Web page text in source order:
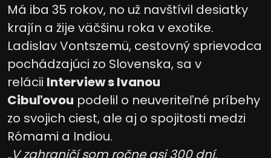
Má iba 35 rokov, no už navštívil desiatky
krajín a žije väčšinu roka v exotike.
Ladislav Vontszemü, cestovný sprievodca
pochádzajúci zo Slovenska, sa v
relácii Interview s Ivanou
Cibuľovou podelil o neuveriteľné príbehy
zo svojich ciest, ale aj o spojitosti medzi
Rómami a Indiou.
„V zahraničí som ročne asi 300 dní.